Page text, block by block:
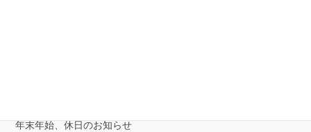
年末年始、休日のお知らせ